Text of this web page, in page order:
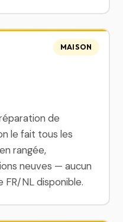
de
le fait tous les
rangée,
neuves — aucun
FR/NL disponible.
MAISON